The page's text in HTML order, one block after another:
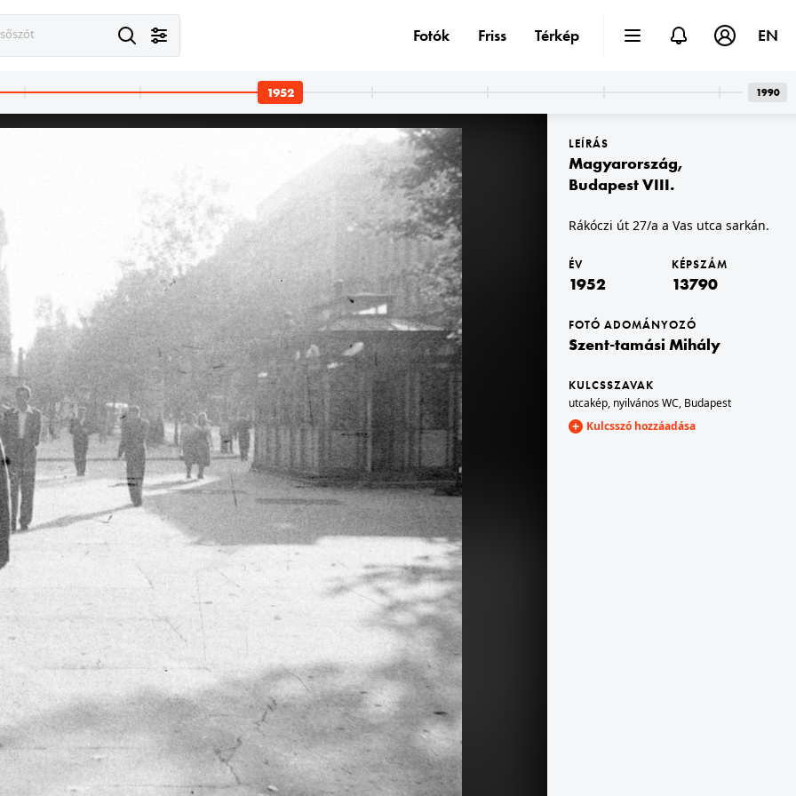
tiszti üdülő tornyából.
1952 · Mátraháza
kilátás a Honvéd tiszti üdülő tornyából.
1952 · Mátraháza
SZOT üdülő (később Pagoda Pihenő Panzió).
1952 · Budapest XIII.
Radnóti Miklós (Sziget) utca a Duna felé nézve, balra a Tátra (Sallai Imre) utcai sarokház.
1952
1952 · Magyarország,Balaton 1952 · Magyarország,Balaton
1952
Ford Mainline Fordor Sedan 1952 személygépkocsi.
Ford Mainline Fordor Sedan 1952 személygépkocsi.
Ford Mainline Fordor Sedan 1952 személygépkocsi.
LEÍRÁS
Magyarország,
Budapest VIII.
Rákóczi út 27/a a Vas utca sarkán.
ÉV
1952
KÉPSZÁM
13790
FOTÓ ADOMÁNYOZÓ
Szent-tamási Mihály
KULCSSZAVAK
utcakép, nyilvános WC, Budapest
Kulcsszó hozzáadása
Fotók Friss Térkép EN
1990
1952